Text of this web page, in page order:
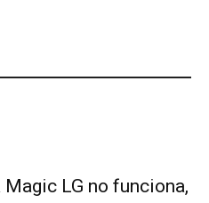
LG no funciona,